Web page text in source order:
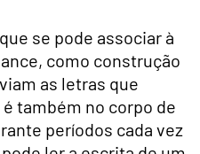
se pode associar à
como construção
as letras que
também no corpo de
períodos cada vez